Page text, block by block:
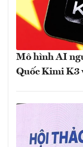
Mô hình AI
Quốc Kimi K3